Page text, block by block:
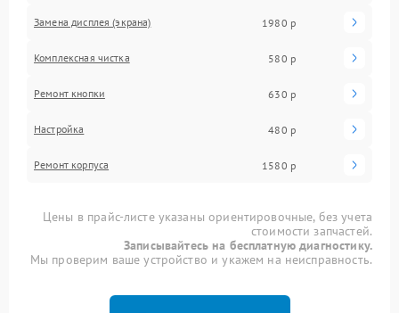
Замена дисплея (экрана) 1980 р
Комплексная чистка 580 р
Ремонт кнопки 630 р
Настройка 480 р
Ремонт корпуса 1580 р
Цены в прайс-листе указаны ориентировочные, без учета
стоимости запчастей.
Записывайтесь на бесплатную диагностику.
Мы проверим ваше устройство и укажем на неисправность.